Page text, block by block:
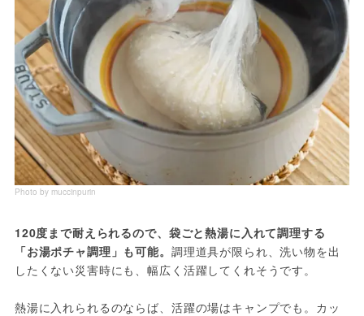
Photo by muccinpurin
120度まで耐えられるので、袋ごと熱湯に入れて調理する
「お湯ポチャ調理」も可能。 調理道具が限られ、洗い物を出
したくない災害時にも、幅広く活躍してくれそうです。
熱湯に入れられるのならば、活躍の場はキャンプでも。カッ